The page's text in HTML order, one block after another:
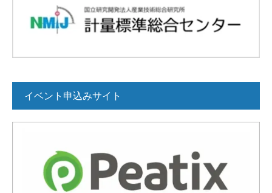
イベント申込みサイト